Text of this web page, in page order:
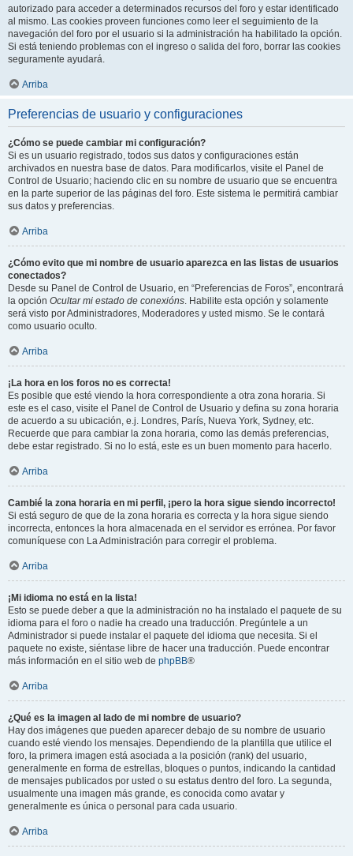
autorizado para acceder a determinados recursos del foro y estar identificado
al mismo. Las cookies proveen funciones como leer el seguimiento de la
navegación del foro por el usuario si la administración ha habilitado la opción.
Si está teniendo problemas con el ingreso o salida del foro, borrar las cookies
seguramente ayudará.
Arriba
Preferencias de usuario y configuraciones
¿Cómo se puede cambiar mi configuración?
Si es un usuario registrado, todos sus datos y configuraciones están
archivados en nuestra base de datos. Para modificarlos, visite el Panel de
Control de Usuario; haciendo clic en su nombre de usuario que se encuentra
en la parte superior de las páginas del foro. Este sistema le permitirá cambiar
sus datos y preferencias.
Arriba
¿Cómo evito que mi nombre de usuario aparezca en las listas de usuarios
conectados?
Desde su Panel de Control de Usuario, en “Preferencias de Foros”, encontrará
la opción Ocultar mi estado de conexións. Habilite esta opción y solamente
será visto por Administradores, Moderadores y usted mismo. Se le contará
como usuario oculto.
Arriba
¡La hora en los foros no es correcta!
Es posible que esté viendo la hora correspondiente a otra zona horaria. Si
este es el caso, visite el Panel de Control de Usuario y defina su zona horaria
de acuerdo a su ubicación, e.j. Londres, París, Nueva York, Sydney, etc.
Recuerde que para cambiar la zona horaria, como las demás preferencias,
debe estar registrado. Si no lo está, este es un buen momento para hacerlo.
Arriba
Cambié la zona horaria en mi perfil, ¡pero la hora sigue siendo incorrecto!
Si está seguro de que de la zona horaria es correcta y la hora sigue siendo
incorrecta, entonces la hora almacenada en el servidor es errónea. Por favor
comuníquese con La Administración para corregir el problema.
Arriba
¡Mi idioma no está en la lista!
Esto se puede deber a que la administración no ha instalado el paquete de su
idioma para el foro o nadie ha creado una traducción. Pregúntele a un
Administrador si puede instalar el paquete del idioma que necesita. Si el
paquete no existe, siéntase libre de hacer una traducción. Puede encontrar
más información en el sitio web de phpBB®
Arriba
¿Qué es la imagen al lado de mi nombre de usuario?
Hay dos imágenes que pueden aparecer debajo de su nombre de usuario
cuando esté viendo los mensajes. Dependiendo de la plantilla que utilice el
foro, la primera imagen está asociada a la posición (rank) del usuario,
generalmente en forma de estrellas, bloques o puntos, indicando la cantidad
de mensajes publicados por usted o su estatus dentro del foro. La segunda,
usualmente una imagen más grande, es conocida como avatar y
generalmente es única o personal para cada usuario.
Arriba